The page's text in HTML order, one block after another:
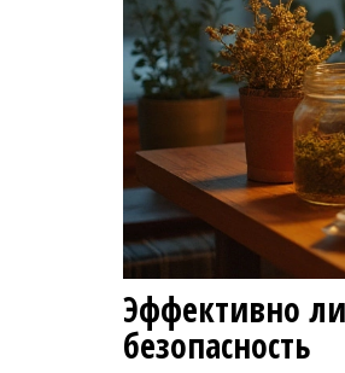
Эффективно
безопасность